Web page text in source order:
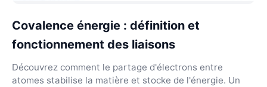
Covalence énergie : définition et
fonctionnement des liaisons
Découvrez comment le partage d'électrons entre
atomes stabilise la matière et stocke de l'énergie. Un